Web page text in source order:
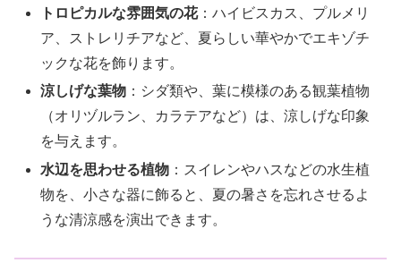
トロピカルな雰囲気の花：ハイビスカス、プルメリ
ア、ストレリチアなど、夏らしい華やかでエキゾチ
ックな花を飾ります。
涼しげな葉物 ：シダ類や、葉に模様のある観葉植物
（オリヅルラン、カラテアなど）は、涼しげな印象
を与えます。
水辺を思わせる植物 ：スイレンやハスなどの水生植
物を、小さな器に飾ると、夏の暑さを忘れさせるよ
うな清涼感を演出できます。